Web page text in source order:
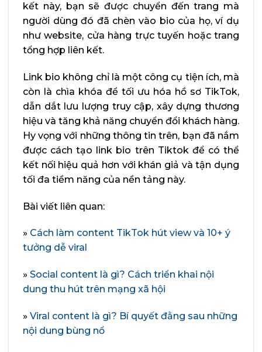
kết này, bạn sẽ được chuyển đến trang mà
người dùng đó đã chèn vào bio của họ, ví dụ
như website, cửa hàng trực tuyến hoặc trang
tổng hợp liên kết.
Link bio không chỉ là một công cụ tiện ích, mà
còn là chìa khóa để tối ưu hóa hồ sơ TikTok,
dẫn dắt lưu lượng truy cập, xây dựng thương
hiệu và tăng khả năng chuyển đổi khách hàng.
Hy vọng với những thông tin trên, bạn đã nắm
được cách tạo link bio trên Tiktok để có thể
kết nối hiệu quả hơn với khán giả và tận dụng
tối đa tiềm năng của nền tảng này.
Bài viết liên quan:
» Cách làm content TikTok hút view và 10+ ý
tưởng dễ viral
» Social content là gì? Cách triển khai nội
dung thu hút trên mạng xã hội
» Viral content là gì? Bí quyết đằng sau những
nội dung bùng nổ